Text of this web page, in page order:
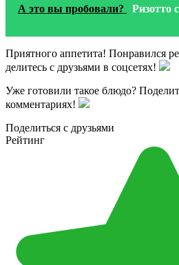
А это вы пробовали? Ризотто
Приятного аппетита! Понравился
делитесь с друзьями в соцсетях!
Уже готовили такое блюдо?
комментариях!
Поделиться с друзьями
Рейтинг